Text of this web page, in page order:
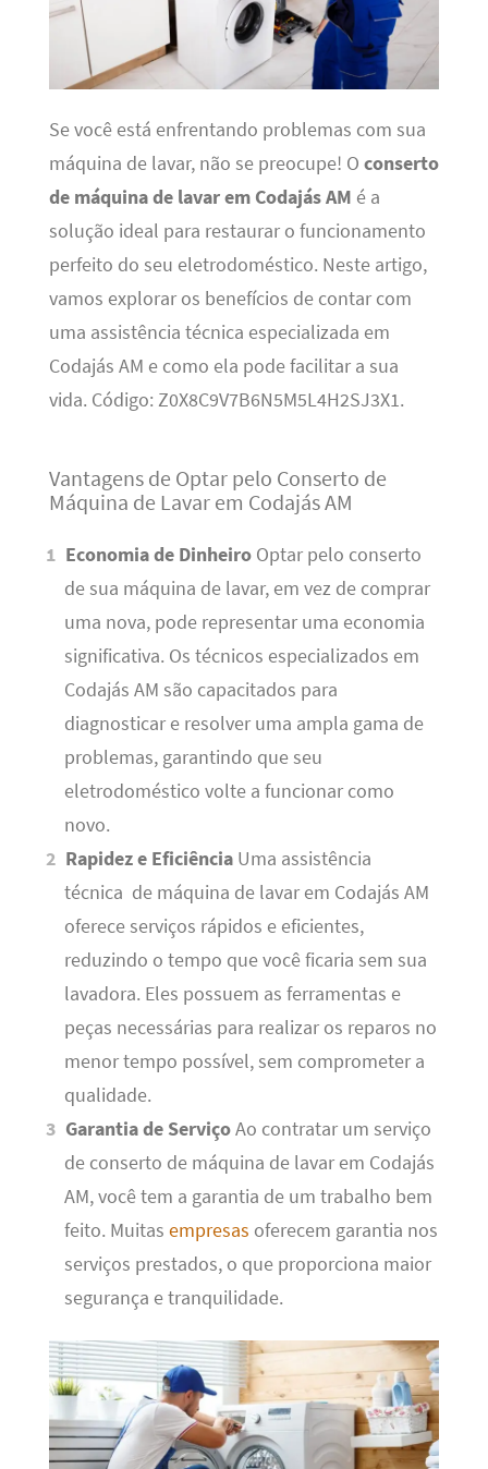
Se você está enfrentando problemas com sua
máquina de lavar, não se preocupe! O conserto
de máquina de lavar em Codajás AM é a
solução ideal para restaurar o funcionamento
perfeito do seu eletrodoméstico. Neste artigo,
vamos explorar os benefícios de contar com
uma assistência técnica especializada em
Codajás AM e como ela pode facilitar a sua
vida. Código: Z0X8C9V7B6N5M5L4H2SJ3X1.
Vantagens de Optar pelo Conserto de
Máquina de Lavar em Codajás AM
Economia de Dinheiro Optar pelo conserto
de sua máquina de lavar, em vez de comprar
uma nova, pode representar uma economia
significativa. Os técnicos especializados em
Codajás AM são capacitados para
diagnosticar e resolver uma ampla gama de
problemas, garantindo que seu
eletrodoméstico volte a funcionar como
novo.
Rapidez e Eficiência Uma assistência
técnica de máquina de lavar em Codajás AM
oferece serviços rápidos e eficientes,
reduzindo o tempo que você ficaria sem sua
lavadora. Eles possuem as ferramentas e
peças necessárias para realizar os reparos no
menor tempo possível, sem comprometer a
qualidade.
Garantia de ServiçoAo contratar um serviço
de conserto de máquina de lavar em Codajás
AM, você tem a garantia de um trabalho bem
feito. Muitas empresas oferecem garantia nos
serviços prestados, o que proporciona maior
segurança e tranquilidade.